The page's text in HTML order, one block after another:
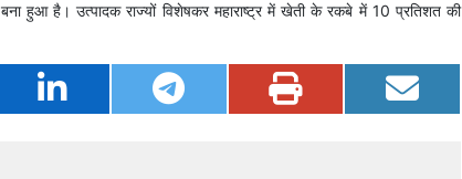
हुआ है। उत्पादक राज्यों विशेषकर महाराष्ट्र में खेती के रकबे में 10 प्रतिशत की